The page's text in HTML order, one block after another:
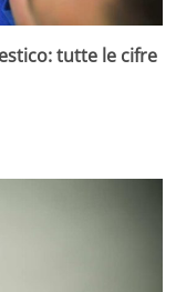
tutte le cifre